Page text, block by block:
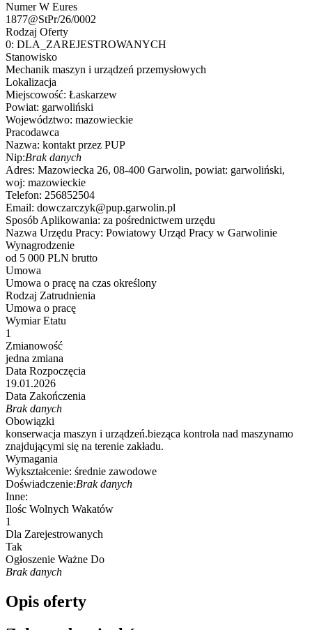
Numer W Eures
1877@StPr/26/0002
Rodzaj Oferty
0: DLA_ZAREJESTROWANYCH
Stanowisko
Mechanik maszyn i urządzeń przemysłowych
Lokalizacja
Miejscowość: Łaskarzew
Powiat: garwoliński
Województwo: mazowieckie
Pracodawca
Nazwa: kontakt przez PUP
Nip:Brak danych
Adres: Mazowiecka 26, 08-400 Garwolin, powiat: garwoliński,
woj: mazowieckie
Telefon: 256852504
Email: dowczarczyk@pup.garwolin.pl
Sposób Aplikowania: za pośrednictwem urzędu
Nazwa Urzędu Pracy: Powiatowy Urząd Pracy w Garwolinie
Wynagrodzenie
od 5 000 PLN brutto
Umowa
Umowa o pracę na czas określony
Rodzaj Zatrudnienia
Umowa o pracę
Wymiar Etatu
1
Zmianowość
jedna zmiana
Data Rozpoczęcia
19.01.2026
Data Zakończenia
Brak danych
Obowiązki
konserwacja maszyn i urządzeń.bieząca kontrola nad maszynamo
znajdującymi się na terenie zakładu.
Wymagania
Wykształcenie: średnie zawodowe
Doświadczenie:Brak danych
Inne:
Ilośc Wolnych Wakatów
1
Dla Zarejestrowanych
Tak
Ogłoszenie Ważne Do
Brak danych
Opis oferty